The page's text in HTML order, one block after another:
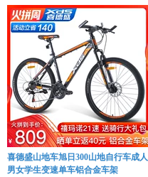
喜德盛山地车旭日300山地自行车成人
男女学生变速单车铝合金车架